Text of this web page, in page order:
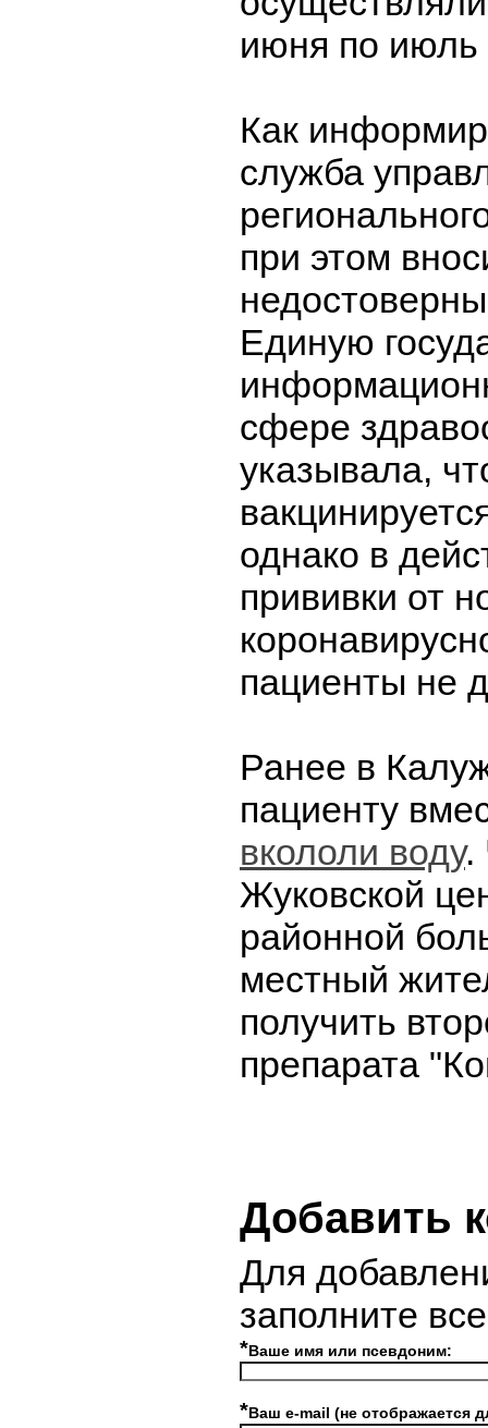
июня по июль
Как
служба
при этом
Единую
сфере
указывала,
однако в
прививки от
пациенты не
Ранее в
пациенту
вкололи воду.
Жуковской
районной
местный
получить
препарата
Добавить
Для
заполните
*Ваше имя или псевдоним:
*Ваш e-mail (не отображается